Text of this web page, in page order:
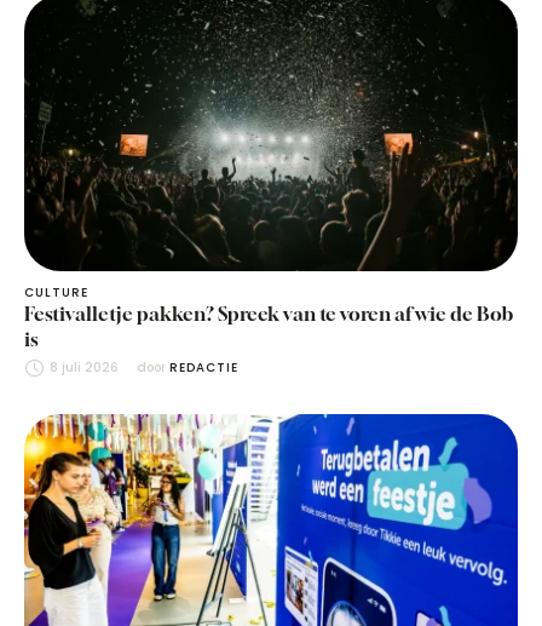
CULTURE
Festivalletje pakken? Spreek van te voren af wie de Bob
is
8 juli 2026 door REDACTIE